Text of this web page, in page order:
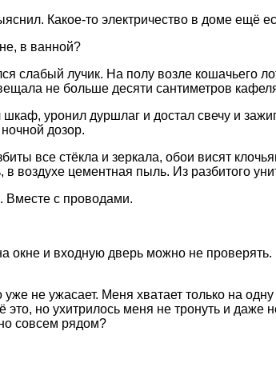
Какое-то электричество в доме ещё
в ванной?
слабый лучик. На полу возле кошачьего
не больше десяти сантиметров
уронил дуршлаг и достал свечу и
дозор.
все стёкла и зеркала, обои висят
воздухе цементная пыль. Из разбитого
Вместе с проводами.
окне и входную дверь можно не
уже не ужасает. Меня хватает только на
это, но ухитрилось меня не тронуть и даже
совсем рядом?